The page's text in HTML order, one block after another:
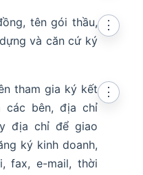
tên gói thầu,
và căn cứ ký
⋮
tham gia ký kết
các bên, địa chỉ
địa chỉ để giao
ký kinh doanh,
fax, e-mail, thời
⋮